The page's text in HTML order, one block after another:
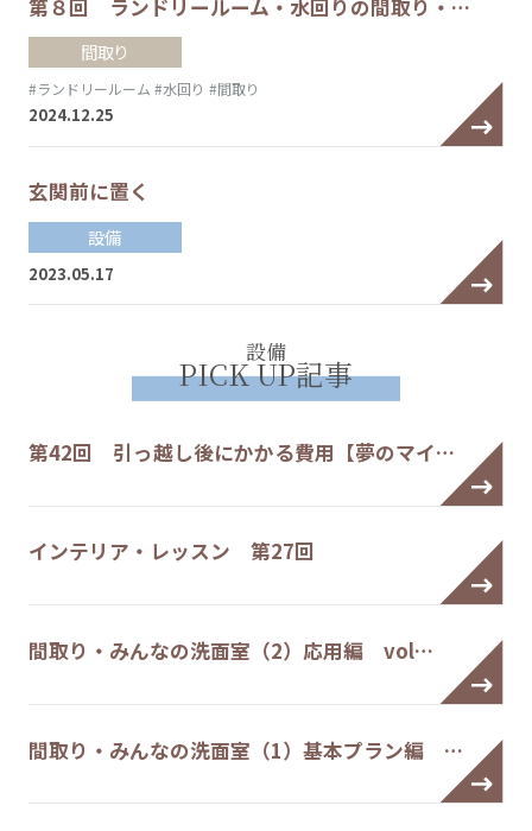
第８回 ランドリールーム・水回りの間取り・…
間取り
#ランドリールーム #水回り #間取り
2024.12.25
玄関前に置く
設備
2023.05.17
設備
PICK UP記事
第42回 引っ越し後にかかる費用【夢のマイ…
インテリア・レッスン 第27回
間取り・みんなの洗面室（2）応用編 vol…
間取り・みんなの洗面室（1）基本プラン編 …